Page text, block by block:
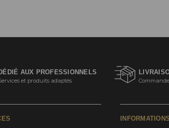
AUX PROFESSIONNELS
et produits adaptés